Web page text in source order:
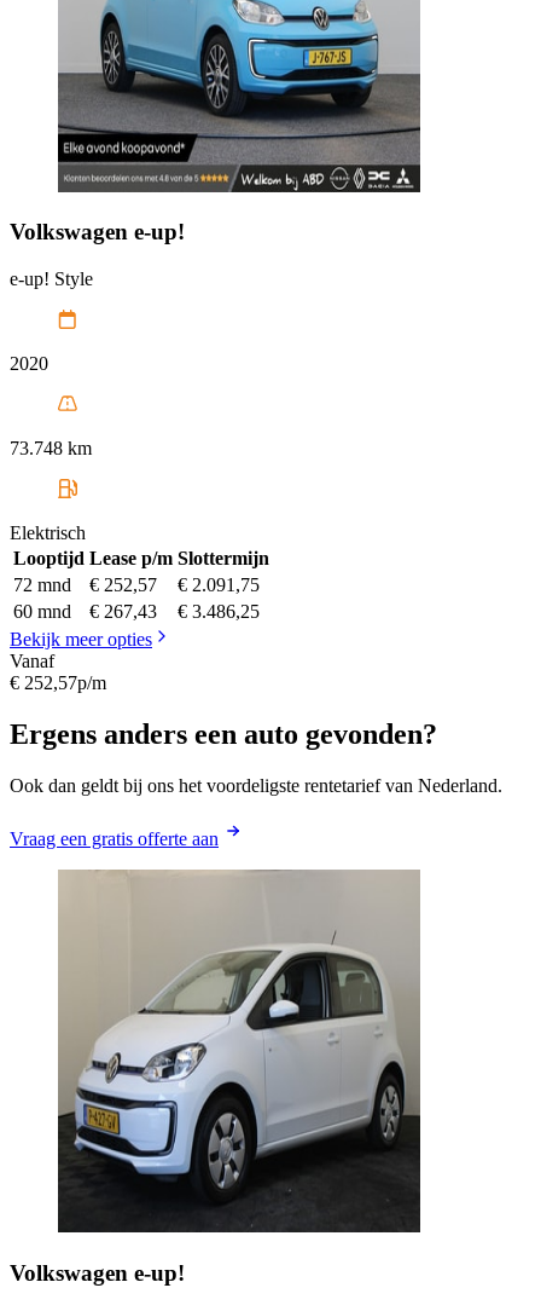
Volkswagen e-up!
e-up! Style
2020
73.748 km
Elektrisch
Looptijd Lease p/m Slottermijn
72 mnd
€ 252,57
€ 2.091,75
60 mnd
€ 267,43
€ 3.486,25
Bekijk meer opties
Vanaf
€ 252,57p/m
Ergens anders een auto gevonden?
Ook dan geldt bij ons het voordeligste rentetarief van Nederland.
Vraag een gratis offerte aan
Volkswagen e-up!